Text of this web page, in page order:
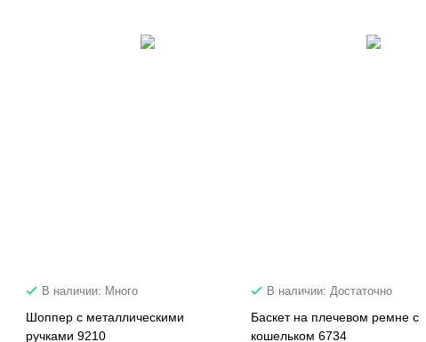
В наличии: Много
Шоппер с металлическими
ручками 9210
В наличии: Достаточно
Баскет на плечевом ремне с
кошельком 6734